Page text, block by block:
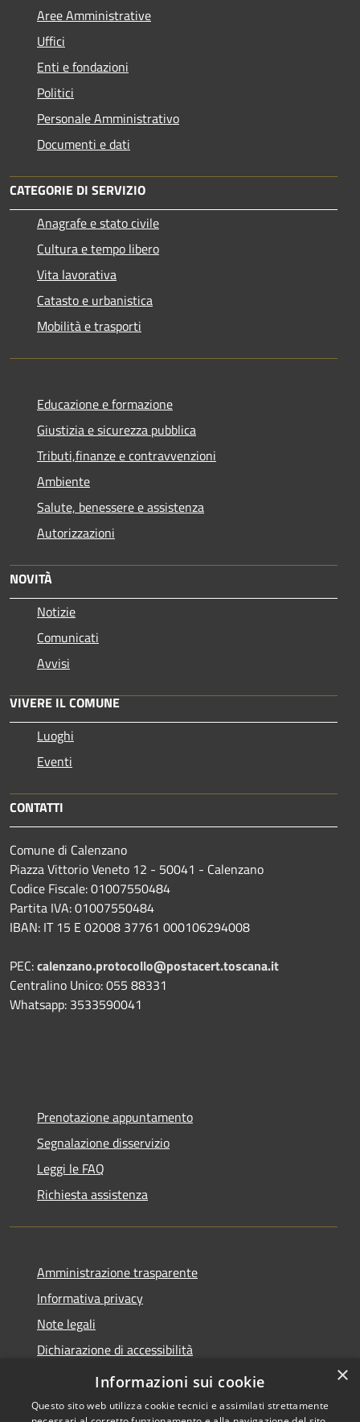
Aree Amministrative
Uffici
Enti e fondazioni
Politici
Personale Amministrativo
Documenti e dati
CATEGORIE DI SERVIZIO
Anagrafe e stato civile
Cultura e tempo libero
Vita lavorativa
Catasto e urbanistica
Mobilità e trasporti
Educazione e formazione
Giustizia e sicurezza pubblica
Tributi,finanze e contravvenzioni
Ambiente
Salute, benessere e assistenza
Autorizzazioni
NOVITÀ
Notizie
Comunicati
Avvisi
VIVERE IL COMUNE
Luoghi
Eventi
CONTATTI
Comune di Calenzano
Piazza Vittorio Veneto 12 - 50041 - Calenzano
Codice Fiscale: 01007550484
Partita IVA: 01007550484
IBAN: IT 15 E 02008 37761 000106294008
PEC:calenzano.protocollo@postacert.toscana.it
Centralino Unico: 055 88331
Whatsapp: 3533590041
Prenotazione appuntamento
Segnalazione disservizio
Leggi le FAQ
Richiesta assistenza
Amministrazione trasparente
Informativa privacy
Note legali
Dichiarazione di accessibilità
Statistiche Web
×
Informazioni sui cookie
Questo sito web utilizza cookie tecnici e assimilati strettamente